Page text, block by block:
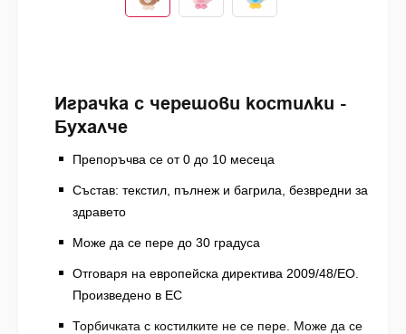
Играчка с черешови костилки -
Бухалче
Препоръчва се от 0 до 10 месеца
Състав: текстил, пълнеж и багрила, безвредни за
здравето
Може да се пере до 30 градуса
Отговаря на европейска директива 2009/48/EO.
Произведено в ЕС
Торбичката с костилките не се пере. Може да се